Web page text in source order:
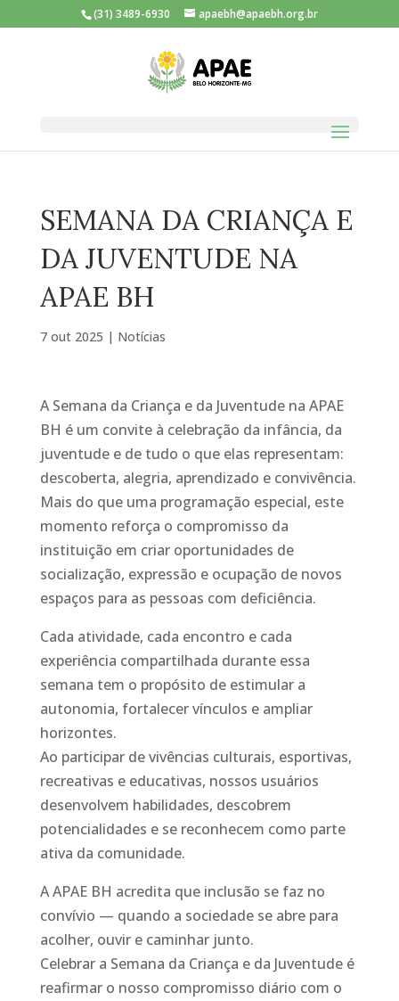
(31) 3489-6930 apaebh@apaebh.org.br
SEMANA DA CRIANÇA E
DA JUVENTUDE NA
APAE BH
7 out 2025 | Notícias
A Semana da Criança e da Juventude na APAE
BH é um convite à celebração da infância, da
juventude e de tudo o que elas representam:
descoberta, alegria, aprendizado e convivência.
Mais do que uma programação especial, este
momento reforça o compromisso da
instituição em criar oportunidades de
socialização, expressão e ocupação de novos
espaços para as pessoas com deficiência.
Cada atividade, cada encontro e cada
experiência compartilhada durante essa
semana tem o propósito de estimular a
autonomia, fortalecer vínculos e ampliar
horizontes.
Ao participar de vivências culturais, esportivas,
recreativas e educativas, nossos usuários
desenvolvem habilidades, descobrem
potencialidades e se reconhecem como parte
ativa da comunidade.
A APAE BH acredita que inclusão se faz no
convívio — quando a sociedade se abre para
acolher, ouvir e caminhar junto.
Celebrar a Semana da Criança e da Juventude é
reafirmar o nosso compromisso diário com o